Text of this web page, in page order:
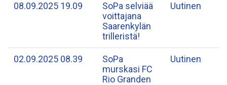
08.09.2025 19.09
​SoPa selviää
voittajana
Saarenkylän
trilleristä!
Uutinen
02.09.2025 08.39
​SoPa
murskasi FC
Rio Granden
Uutinen